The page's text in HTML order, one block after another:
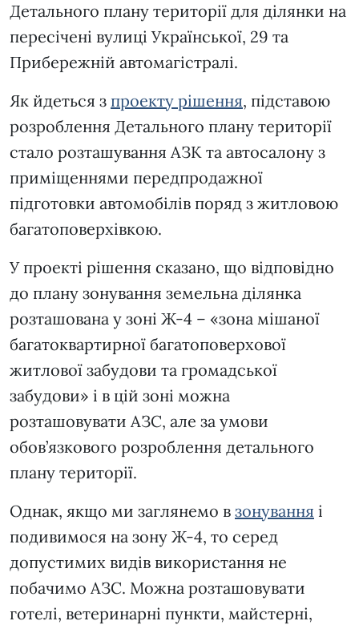
Детального плану території для ділянки на
пересічені вулиці Української, 29 та
Прибережній автомагістралі.
Як йдеться з проекту рішення, підставою
розроблення Детального плану території
стало розташування АЗК та автосалону з
приміщеннями передпродажної
підготовки автомобілів поряд з житловою
багатоповерхівкою.
У проекті рішення сказано, що відповідно
до плану зонування земельна ділянка
розташована у зоні Ж-4 – «зона мішаної
багатоквартирної багатоповерхової
житлової забудови та громадської
забудови» і в цій зоні можна
розташовувати АЗС, але за умови
обов’язкового розроблення детального
плану території.
Однак, якщо ми заглянемо в зонування і
подивимося на зону Ж-4, то серед
допустимих видів використання не
побачимо АЗС. Можна розташовувати
готелі, ветеринарні пункти, майстерні,